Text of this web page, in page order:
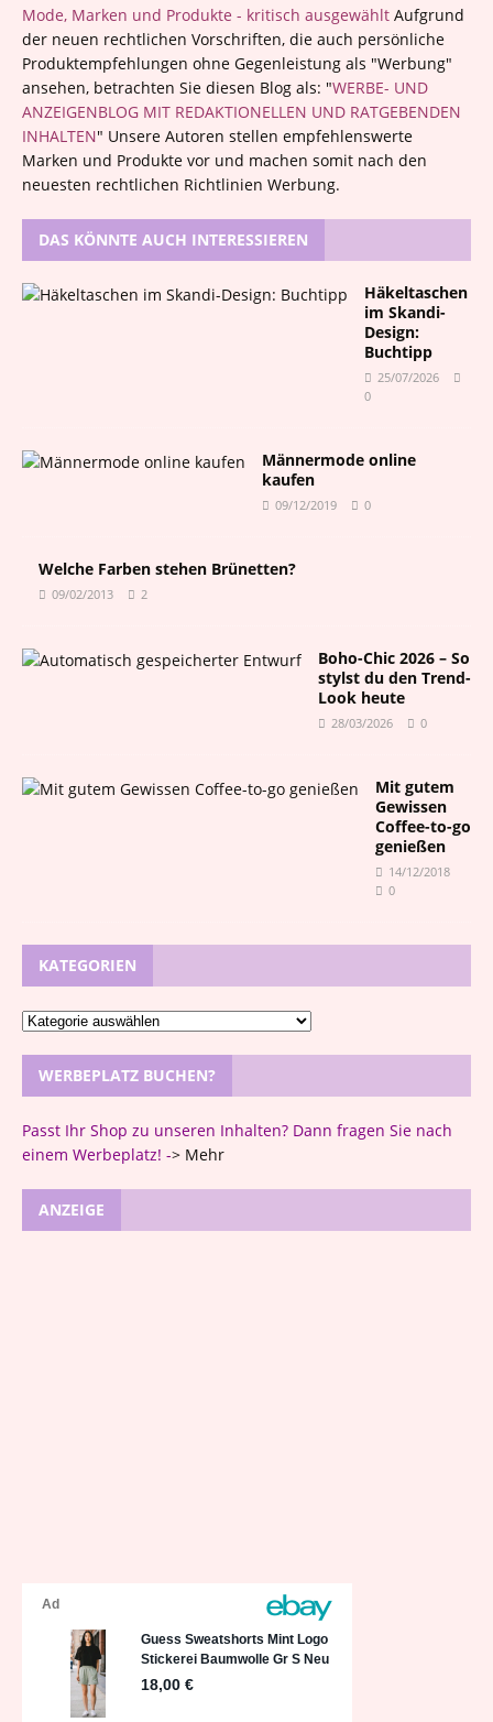
Mode, Marken und Produkte - kritisch ausgewählt Aufgrund
der neuen rechtlichen Vorschriften, die auch persönliche
Produktempfehlungen ohne Gegenleistung als "Werbung"
ansehen, betrachten Sie diesen Blog als: "WERBE- UND
ANZEIGENBLOG MIT REDAKTIONELLEN UND RATGEBENDEN
INHALTEN" Unsere Autoren stellen empfehlenswerte
Marken und Produkte vor und machen somit nach den
neuesten rechtlichen Richtlinien Werbung.
DAS KÖNNTE AUCH INTERESSIEREN
Häkeltaschen
im Skandi-
Design:
Buchtipp
25/07/2026
0
Männermode online
kaufen
09/12/2019 0
Welche Farben stehen Brünetten?
09/02/2013 2
Boho-Chic 2026 – So
stylst du den Trend-
Look heute
28/03/2026 0
Mit gutem
Gewissen
Coffee-to-go
genießen
14/12/2018
0
KATEGORIEN
WERBEPLATZ BUCHEN?
Passt Ihr Shop zu unseren Inhalten? Dann fragen Sie nach
einem Werbeplatz! -> Mehr
ANZEIGE